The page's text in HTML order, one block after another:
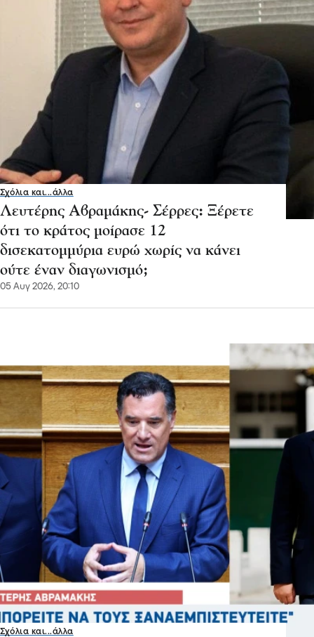
Σχόλια και...άλλα
Λευτέρης Αβραμάκης- Σέρρες: Ξέρετε
ότι το κράτος μοίρασε 12
δισεκατομμύρια ευρώ χωρίς να κάνει
ούτε έναν διαγωνισμό;
05 Αυγ 2026, 20:10
Σχόλια και...άλλα